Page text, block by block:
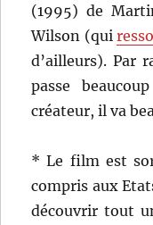
(1995) de
Wilson (qui
d’ailleurs). Par
passe
créateur, il va
* Le film est
compris aux
découvrir tout